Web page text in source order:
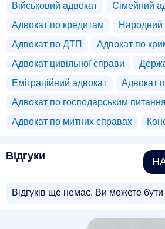
Військовий адвокат
Сімейний
Адвокат по кредитам
Народний
Адвокат по ДТП
Адвокат по
Адвокат цивільної справи
Еміграційний адвокат
Адвокат
Адвокат по господарським
Адвокат по митних справах
Відгуки
Відгуків ще немає. Ви можете